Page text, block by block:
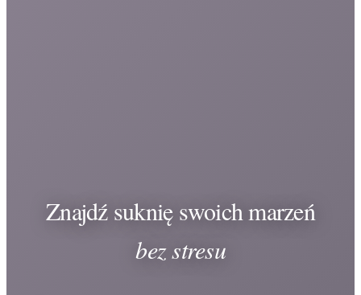
Znajdź suknię swoich marzeń
bez stresu